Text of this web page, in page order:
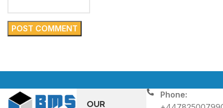
OUR
Phone: